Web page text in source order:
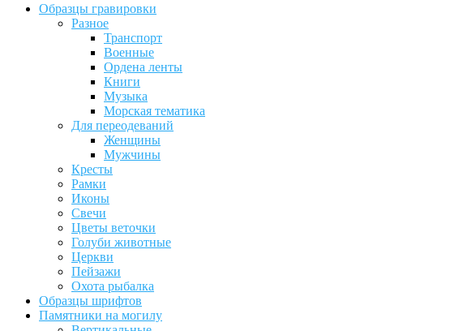
Образцы гравировки
Разное
Транспорт
Военные
Ордена ленты
Книги
Музыка
Морская тематика
Для переодеваний
Женщины
Мужчины
Кресты
Рамки
Иконы
Свечи
Цветы веточки
Голуби животные
Церкви
Пейзажи
Охота рыбалка
Образцы шрифтов
Памятники на могилу